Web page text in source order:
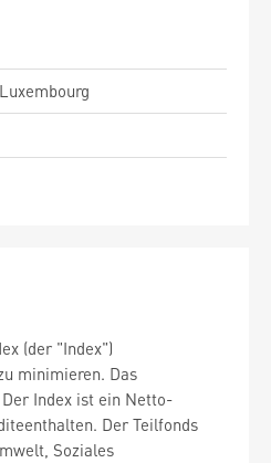
(der "Index")
minimieren. Das
Index ist ein Netto-
Der Teilfonds
Soziales